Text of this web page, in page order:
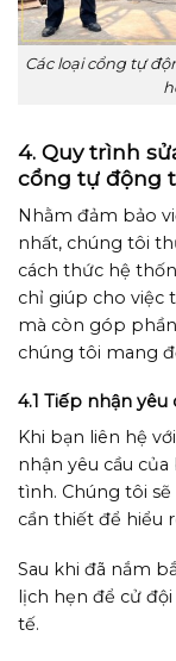
Các loại cổng tự
4. Quy trình
cổng tự động
Nhằm đảm bảo
nhất, chúng tôi
cách thức hệ
chỉ giúp cho việc
mà còn góp
chúng tôi mang
4.1 Tiếp nhận
Khi bạn liên hệ
nhận yêu cầu
tình. Chúng tôi
cần thiết để hiểu
Sau khi đã nắm
lịch hẹn để cử
tế.